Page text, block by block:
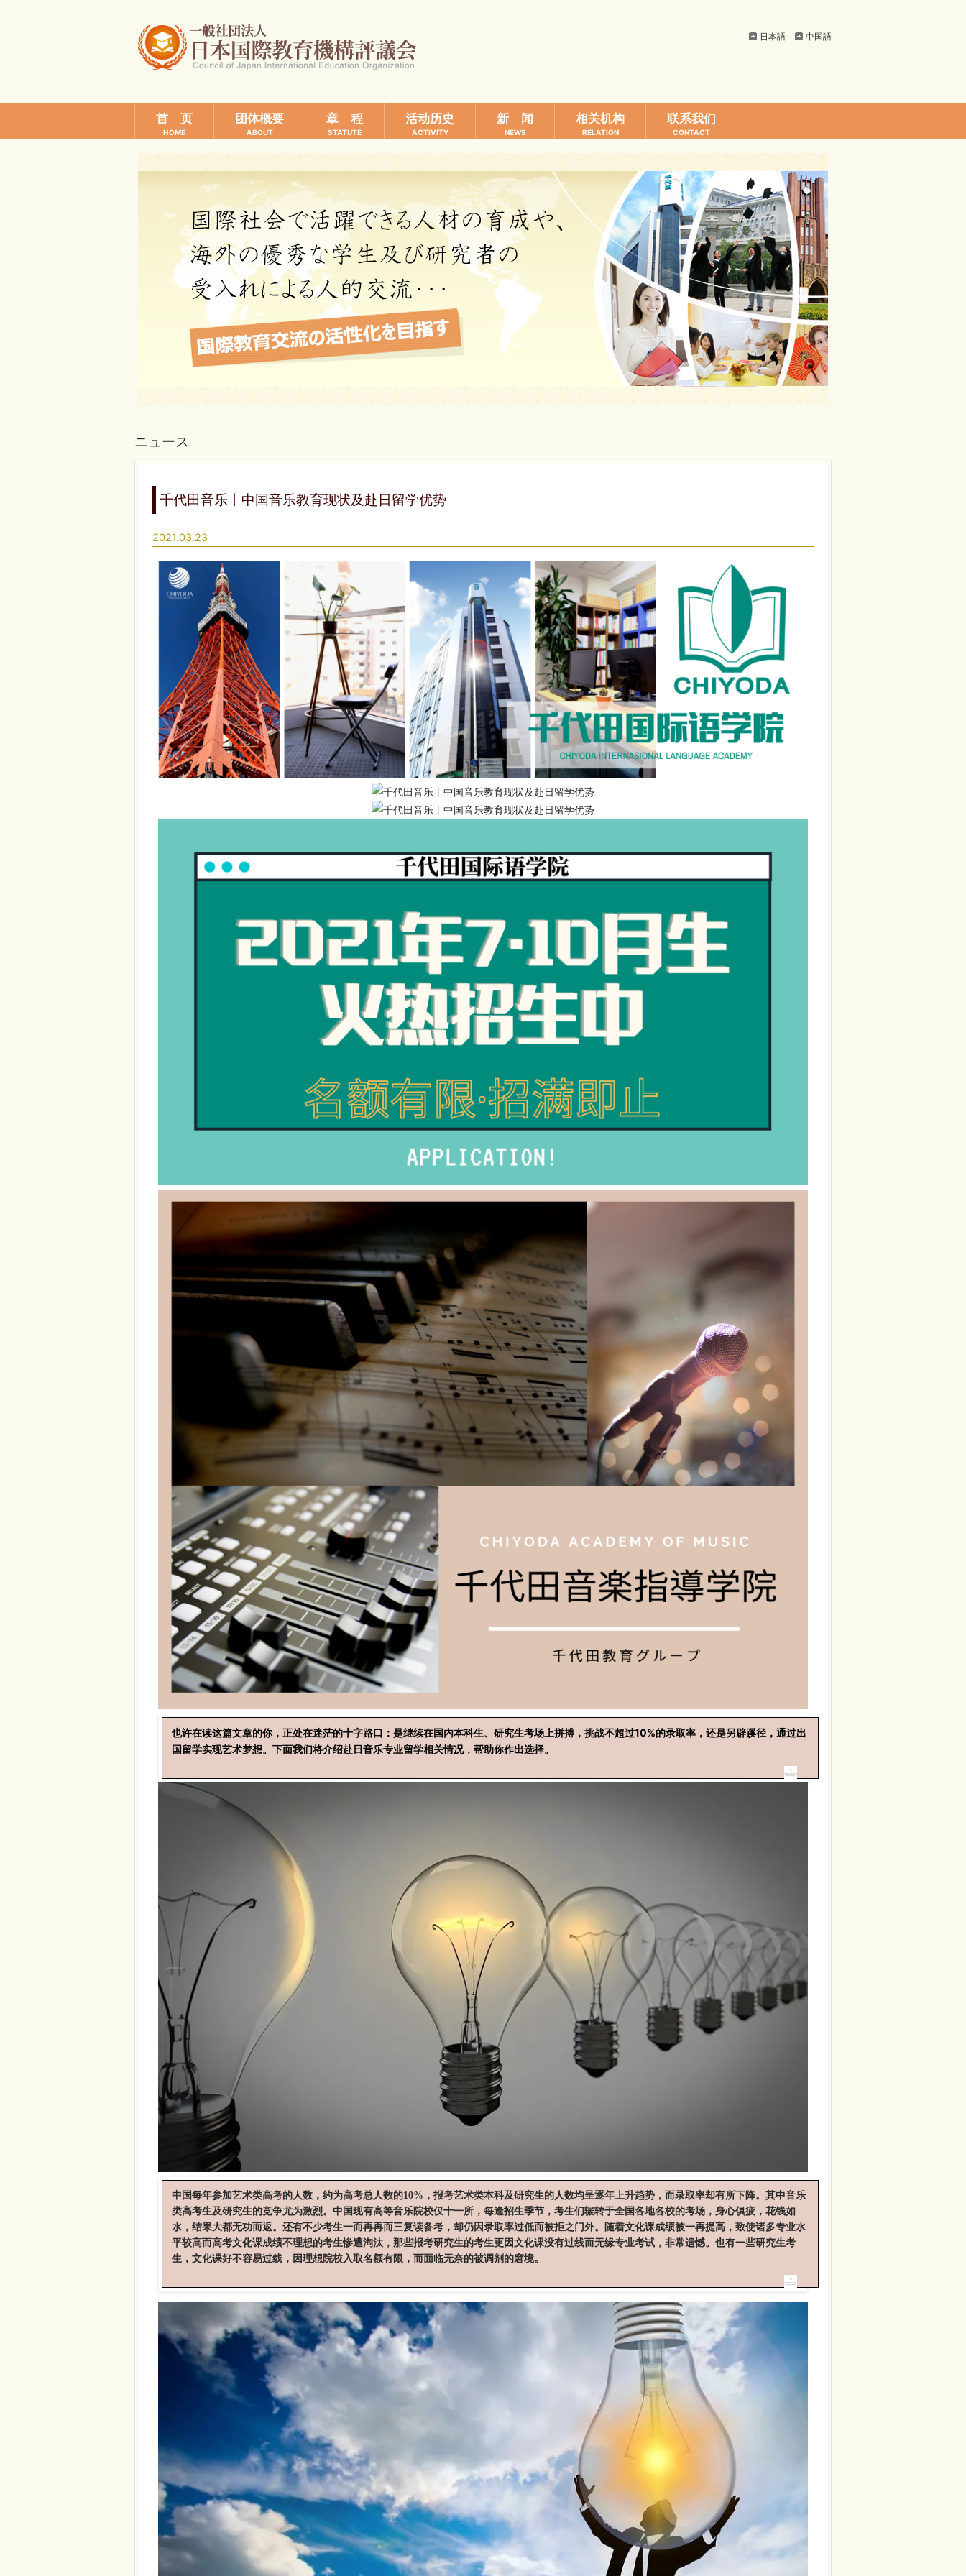
日本語 中国語
首 页
HOME
团体概要
ABOUT
章 程
STATUTE
活动历史
ACTIVITY
新 闻
NEWS
相关机构
RELATION
联系我们
CONTACT
ニュース
千代田音乐丨中国音乐教育现状及赴日留学优势
2021.03.23
也许在读这篇文章的你，正处在迷茫的十字路口：是继续在国内本科生、研究生考场上拼搏，挑战不超过10%的录取率，还是另辟蹊径，通过出
国留学实现艺术梦想。下面我们将介绍赴日音乐专业留学相关情况，帮助你作出选择。
中国每年参加艺术类高考的人数，约为高考总人数的10%，报考艺术类本科及研究生的人数均呈逐年上升趋势，而录取率却有所下降。其中音乐
类高考生及研究生的竞争尤为激烈。中国现有高等音乐院校仅十一所，每逢招生季节，考生们辗转于全国各地各校的考场，身心俱疲，花钱如
水，结果大都无功而返。还有不少考生一而再再而三复读备考，却仍因录取率过低而被拒之门外。随着文化课成绩被一再提高，致使诸多专业水
平较高而高考文化课成绩不理想的考生惨遭淘汰，那些报考研究生的考生更因文化课没有过线而无缘专业考试，非常遗憾。也有一些研究生考
生，文化课好不容易过线，因理想院校入取名额有限，而面临无奈的被调剂的窘境。